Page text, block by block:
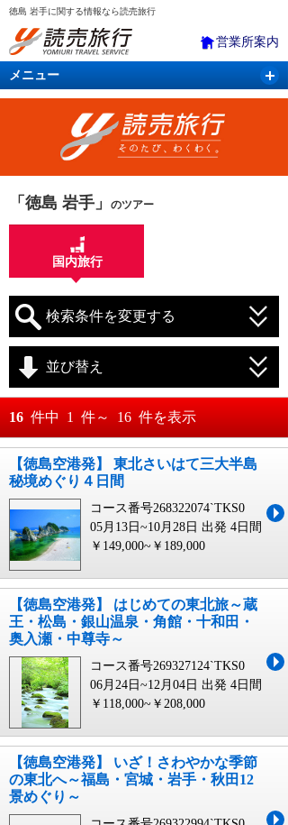
徳島 岩手に関する情報なら読売旅行
営業所案内
メニュー
国内旅行 バスツアー 海外旅行
「徳島 岩手」 のツアー
国内旅行
検索条件を変更する
月 日～
日
並び替え
おすすめ順
料金が安い順
料金が高い順
16 件中 1 件～ 16 件を表示
【徳島空港発】 東北さいはて三大半島
秘境めぐり４日間
コース番号268322074`TKS0
05月13日~10月28日 出発 4日間
￥149,000~￥189,000
【徳島空港発】 はじめての東北旅～蔵
王・松島・銀山温泉・角館・十和田・
奥入瀬・中尊寺～
コース番号269327124`TKS0
06月24日~12月04日 出発 4日間
￥118,000~￥208,000
【徳島空港発】 いざ！さわやかな季節
の東北へ～福島・宮城・岩手・秋田12
景めぐり～